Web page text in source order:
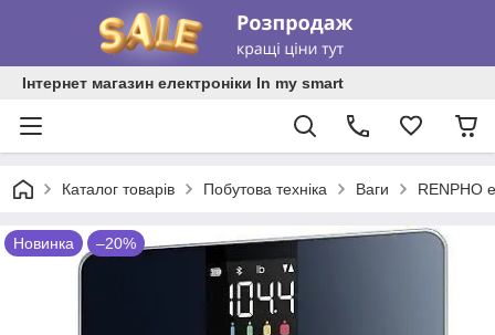
Інтернет магазин електроніки In my smart
Каталог товарів Побутова техніка Ваги RENPHO
Новинка –20%